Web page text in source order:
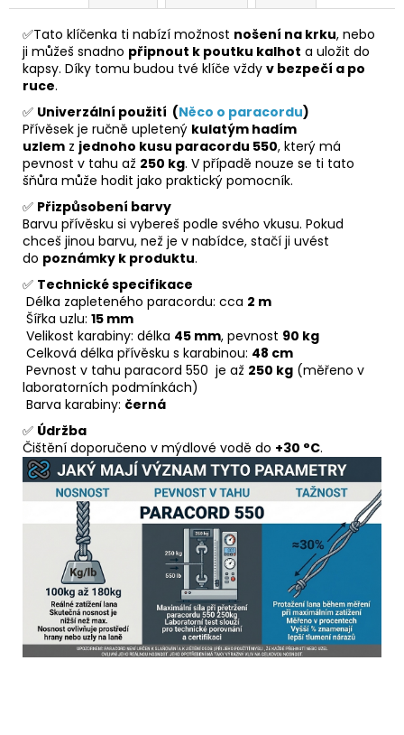
✅Tato klíčenka ti nabízí možnost nošení na krku, nebo
ji můžeš snadno připnout k poutku kalhot a uložit do
kapsy. Díky tomu budou tvé klíče vždy v bezpečí a po
ruce.
✅ Univerzální použití (Něco o paracordu)
Přívěsek je ručně upletený kulatým hadím
uzlem z jednoho kusu paracordu 550, který má
pevnost v tahu až 250 kg. V případě nouze se ti tato
šňůra může hodit jako praktický pomocník.
✅ Přizpůsobení barvy
Barvu přívěsku si vybereš podle svého vkusu. Pokud
chceš jinou barvu, než je v nabídce, stačí ji uvést
do poznámky k produktu.
✅ Technické specifikace
Délka zapleteného paracordu: cca 2 m
Šířka uzlu: 15 mm
Velikost karabiny: délka 45 mm, pevnost 90 kg
Celková délka přívěsku s karabinou: 48 cm
Pevnost v tahu paracord 550 je až 250 kg (měřeno v
laboratorních podmínkách)
Barva karabiny: černá
✅ Údržba
Čištění doporučeno v mýdlové vodě do +30 °C.